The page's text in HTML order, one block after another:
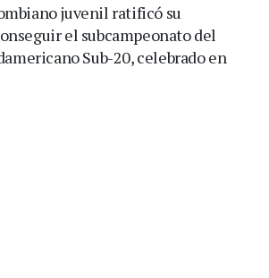
juvenil ratificó su
el subcampeonato del
Sub-20, celebrado en